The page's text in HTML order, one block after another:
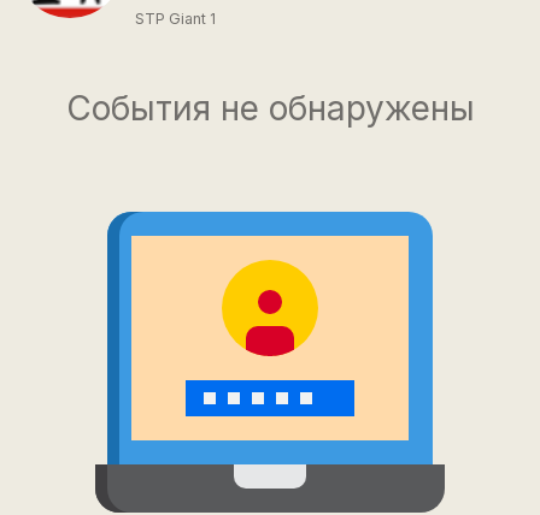
STP Giant 1
События не обнаружены